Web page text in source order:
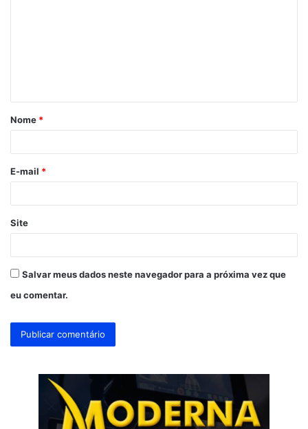
á
r
*
Nome *
E-mail *
Site
Salvar meus dados neste navegador para a próxima vez que
eu comentar.